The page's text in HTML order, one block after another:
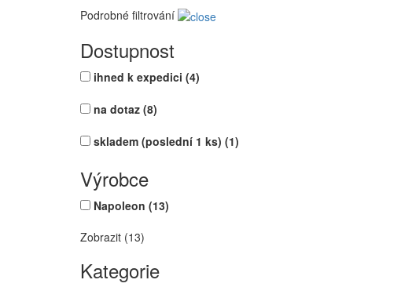
Podrobné filtrování
Dostupnost
ihned k expedici (4)
na dotaz (8)
skladem (poslední 1 ks) (1)
Výrobce
Napoleon (13)
Zobrazit (13)
Kategorie